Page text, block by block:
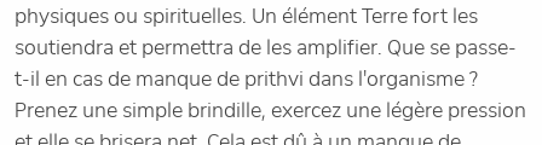
physiques ou spirituelles. Un élément Terre fort les
soutiendra et permettra de les amplifier. Que se passe-
t-il en cas de manque de prithvi dans l'organisme ?
Prenez une simple brindille, exercez une légère pression